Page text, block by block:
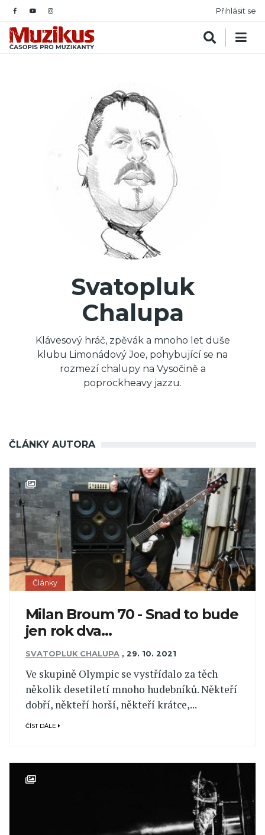
Přihlásit se
Svatopluk
Chalupa
Klávesový hráč, zpěvák a mnoho let duše
klubu Limonádový Joe, pohybující se na
rozmezí chalupy na Vysočině a
poprockheavy jazzu.
ČLÁNKY AUTORA
Články
Milan Broum 70 - Snad to bude
jen rok dva…
SVATOPLUK CHALUPA , 29. 10. 2021
Ve skupině Olympic se vystřídalo za těch
několik desetiletí mnoho hudebníků. Někteří
dobří, někteří horší, někteří krátce,...
ČÍST DÁLE